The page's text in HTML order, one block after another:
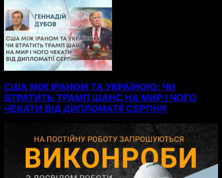
США МІЖ ІРАНОМ ТА УКРАЇНОЮ: ЧИ
ВТРАТИТЬ ТРАМП ШАНС НА МИР І ЧОГО
ЧЕКАТИ ВІД ДИПЛОМАТІЇ СЕРПНЯ